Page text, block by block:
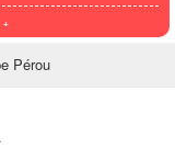
Pérou